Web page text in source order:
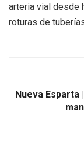
arteria vial desde
roturas de
Nueva Esparta